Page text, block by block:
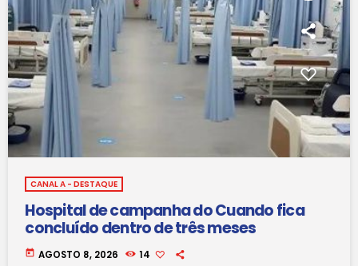
CANAL A - DESTAQUE
Hospital de campanha do Cuando fica
concluído dentro de três meses
today AGOSTO 8, 2026 14